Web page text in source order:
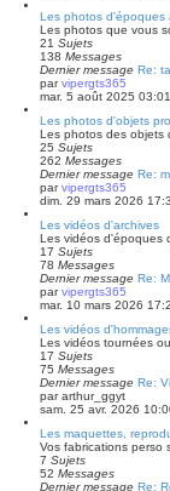
Les photos d'époques
Les photos que vous
21 Sujets
138 Messages
Dernier message Re:
parvipergts365
mar. 5 août 2025 03:01
Les photos d'objets
Les photos des objets
25 Sujets
262 Messages
Dernier message Re:
parvipergts365
dim. 29 mars 2026
Les vidéos d'archives
Les vidéos d'époques
17 Sujets
78 Messages
Dernier message Re:
parvipergts365
mar. 10 mars 2026
Les vidéos
Les vidéos tournées
17 Sujets
75 Messages
Dernier message Re:
pararthur_ggyt
sam. 25 avr. 2026
Les maquettes,
Vos fabrications perso
7 Sujets
52 Messages
Dernier message Re: